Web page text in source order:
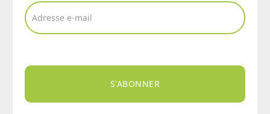
S'ABONNER